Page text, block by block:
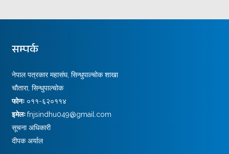
सम्पर्क
नेपाल पत्रकार महासंघ, सिन्धुपाल्चोक शाखा
चौतारा, सिन्धुपाल्चोक
फोनः ०११-६२०११४
इमेलःfnjsindhu049@gmail.com
सूचना अधिकारी
दीपक अर्याल